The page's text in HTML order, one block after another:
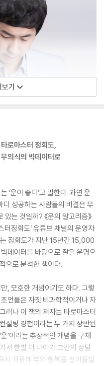
기
로마스터 정회도,
의식의 빅데이터로
‘운이 좋다’고 말한다. 과연 운
성공하는 사람들의 비결은 무
는 것일까? 《운의 알고리즘》
터정회도’ 유튜브 채널의 운영자
정회도가 지난 15년간 15,000
데이터를 바탕으로 잘될 운명으
으로 분석한 책이다.
, 모호한 개념이기도 하다. 그렇
언들은 자칫 비과학적이거나 자
러나 이 책의 저자는 타로마스터
설팅 경험이라는 두 가지 상반된
’이라는 추상적인 개념을 구체
서 한발 더 나아가 그간의 상담
시 적용해 부와 행복을 끌어올릴